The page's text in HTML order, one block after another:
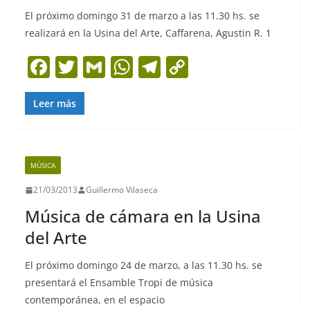
El próximo domingo 31 de marzo a las 11.30 hs. se
realizará en la Usina del Arte, Caffarena, Agustin R. 1
F
a
c
b
o
o
k
T
w
itt
G W
p
T
Leer más
MÚSICA
21/03/2013 Guillermo Vilaseca
Música de cámara en la Usina
del Arte
El próximo domingo 24 de marzo, a las 11.30 hs. se
presentará el Ensamble Tropi de música
contemporánea, en el espacio